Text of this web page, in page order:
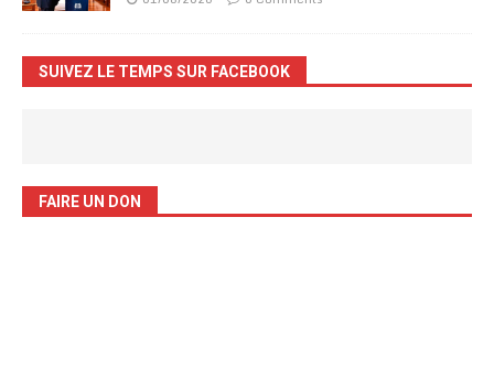
SUIVEZ LE TEMPS SUR FACEBOOK
FAIRE UN DON